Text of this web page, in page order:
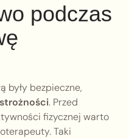
podczas
były bezpieczne,
. Przed
fizycznej warto
Taki